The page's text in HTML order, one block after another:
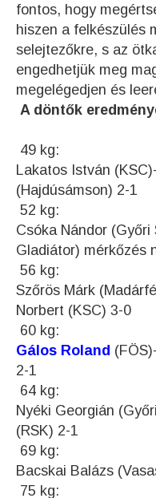
fontos, hogy
hiszen a felkészülés
selejtezőkre, s az
engedhetjük meg
megelégedjen és
A döntők
49 kg:
Lakatos István
(Hajdúsámson) 2-1
52 kg:
Csóka Nándor (Győri
Gladiátor) mérkőzés
56 kg:
Szőrös Márk
Norbert (KSC) 3-0
60 kg:
Gálos Roland
2-1
64 kg:
Nyéki Georgián
(RSK) 2-1
69 kg:
Bacskai Balázs
75 kg: